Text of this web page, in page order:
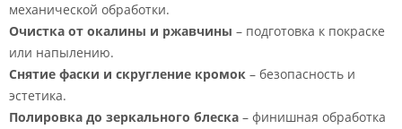
механической обработки.
Очистка от окалины и ржавчины – подготовка к покраске
или напылению.
Снятие фаски и скругление кромок – безопасность и
эстетика.
Полировка до зеркального блеска – финишная обработка